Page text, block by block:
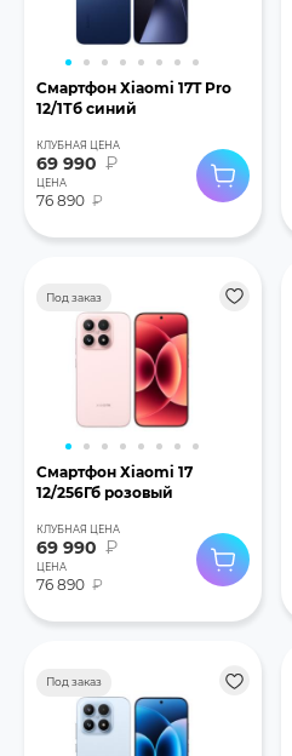
Смартфон Хiaomi 17T Pro
12/1Тб синий
КЛУБНАЯ ЦЕНА
69 990 ₽
ЦЕНА
76 890 ₽
Под заказ
Смартфон Хiaomi 17
12/256Гб розовый
КЛУБНАЯ ЦЕНА
69 990 ₽
ЦЕНА
76 890 ₽
Под заказ